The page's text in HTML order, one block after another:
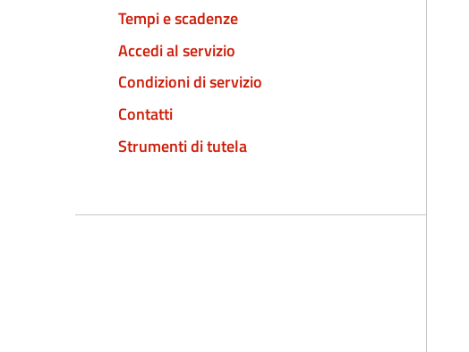
Tempi e scadenze
Accedi al servizio
Condizioni di servizio
Contatti
Strumenti di tutela